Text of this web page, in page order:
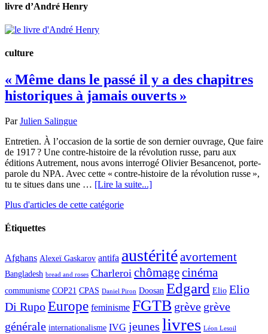
livre d’André Henry
culture
« Même dans le passé il y a des chapitres
historiques à jamais ouverts »
ParJulien Salingue
Entretien. À l’occasion de la sortie de son dernier ouvrage, Que faire
de 1917 ? Une contre-histoire de la révolution russe, paru aux
éditions Autrement, nous avons interrogé Olivier Besancenot, porte-
parole du NPA. Avec cette « contre-histoire de la révolution russe »,
tu te situes dans une … [Lire la suite...]
Plus d'articles de cette catégorie
Étiquettes
Afghans Alexeï Gaskarov antifa austéritéavortement
Bangladesh bread and roses Charleroi chômagecinéma
communisme COP21 CPAS Daniel Piron Doosan Edgard Elio Elio
Di RupoEurope feminisme FGTB grève grève
générale internationalisme IVG jeunes livres Léon Lesoil